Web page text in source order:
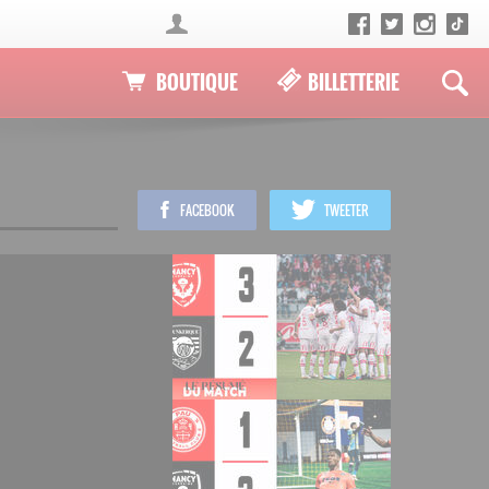
BOUTIQUE BILLETTERIE
FACEBOOK TWEETER